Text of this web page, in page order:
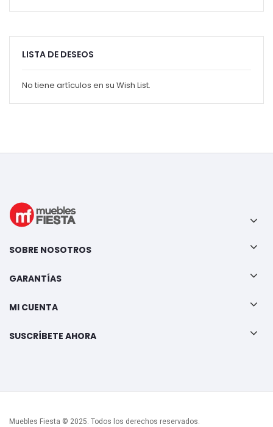
LISTA DE DESEOS
No tiene artículos en su Wish List.
SOBRE NOSOTROS
GARANTÍAS
MI CUENTA
SUSCRÍBETE AHORA
Muebles Fiesta © 2025. Todos los derechos reservados.